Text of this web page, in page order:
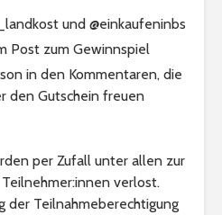
und @einkaufeninbs
Post zum Gewinnspiel
in den Kommentaren, die
den Gutschein freuen
per Zufall unter allen zur
verlost.
der Teilnahmeberechtigung